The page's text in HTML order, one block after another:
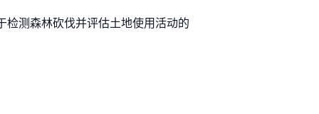
检测森林砍伐并评估土地使用活动的